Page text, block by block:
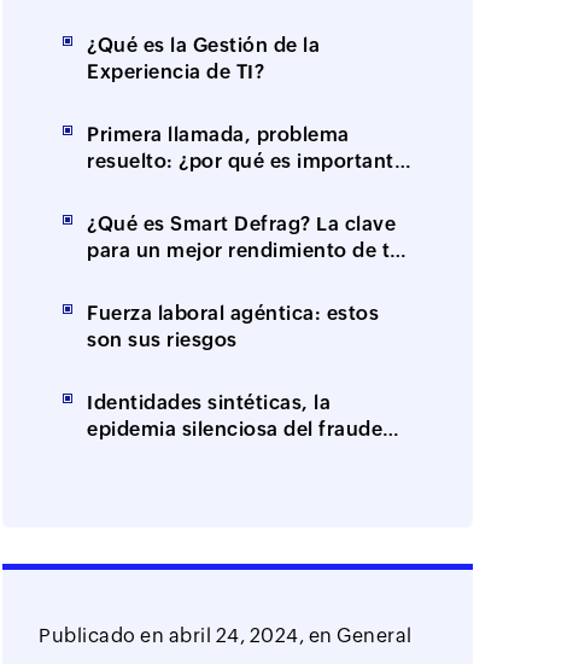
¿Qué es la Gestión de la
Experiencia de TI?
Primera llamada, problema
resuelto: ¿por qué es importante
contacto (FCR)?
¿Qué es Smart Defrag? La clave
para un mejor rendimiento de tus
Fuerza laboral agéntica: estos
son sus riesgos
Identidades sintéticas, la
epidemia silenciosa del fraude
Publicado en abril 24, 2024, en General